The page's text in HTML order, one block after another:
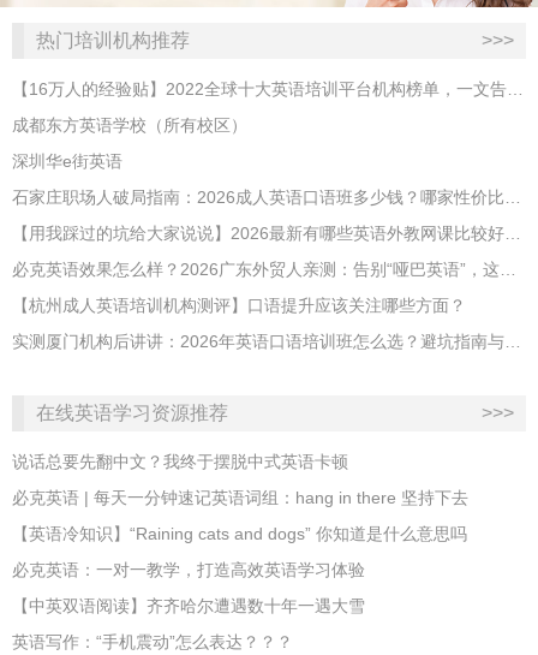
热门培训机构推荐 >>>
【16万人的经验贴】2022全球十大英语培训平台机构榜单，一文告诉你
成都东方英语学校（所有校区）
深圳华e街英语
石家庄职场人破局指南：2026成人英语口语班多少钱？哪家性价比高？
【用我踩过的坑给大家说说】2026最新有哪些英语外教网课比较好？哪家性价比高？
必克英语效果怎么样？2026广东外贸人亲测：告别“哑巴英语”，这才是成年人最高效的自救指南！
【杭州成人英语培训机构测评】口语提升应该关注哪些方面？
实测厦门机构后讲讲：2026年英语口语培训班怎么选？避坑指南与高效学习新范式
在线英语学习资源推荐 >>>
说话总要先翻中文？我终于摆脱中式英语卡顿
必克英语 | 每天一分钟速记英语词组：hang in there 坚持下去
​【英语冷知识】“Raining cats and dogs” 你知道是什么意思吗
必克英语：一对一教学，打造高效英语学习体验
【中英双语阅读】齐齐哈尔遭遇数十年一遇大雪
英语写作：“手机震动”怎么表达？？？